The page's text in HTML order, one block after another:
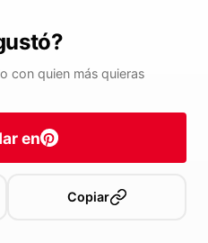
con quien más quieras
en
Copiar